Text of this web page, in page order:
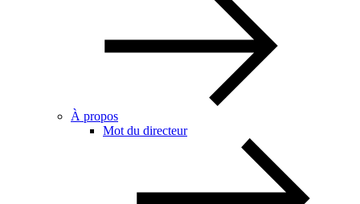
À propos
Mot du directeur